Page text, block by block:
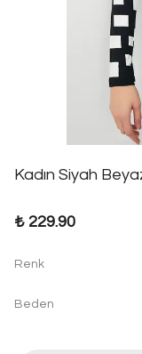
Kadın Siyah
₺ 229.90
Renk
Beden